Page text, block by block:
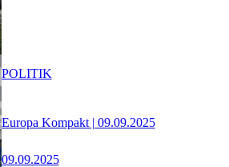
Europa Kompakt | 09.09.2025
09.09.2025
POLITIK